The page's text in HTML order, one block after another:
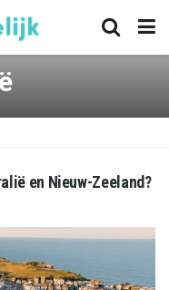
en Nieuw-Zeeland?